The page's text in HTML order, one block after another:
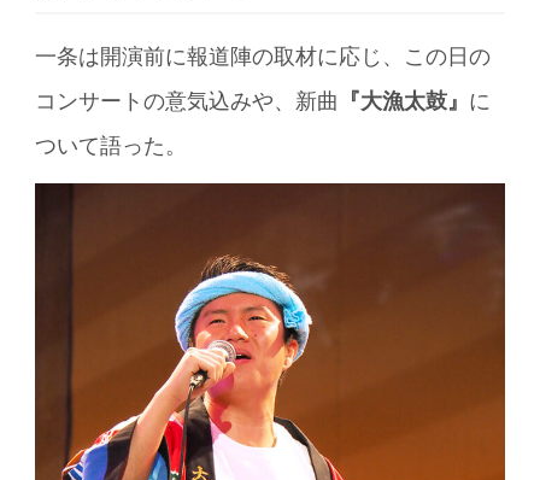
一条は開演前に報道陣の取材に応じ、この日の
コンサートの意気込みや、新曲
『大漁太鼓』 に
ついて語った。